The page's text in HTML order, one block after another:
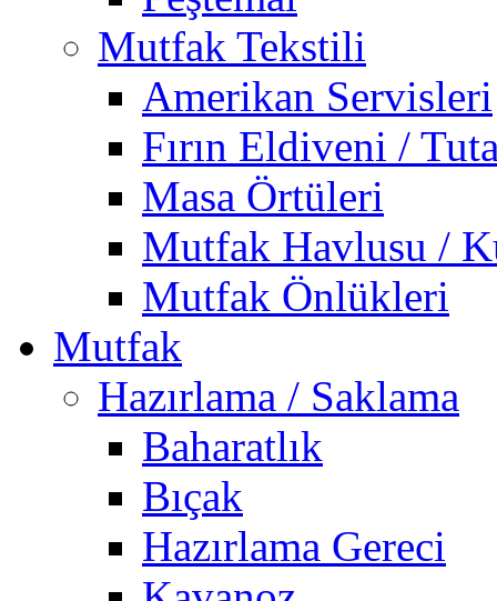
Mutfak Tekstili
Amerikan Servisleri
Fırın Eldiveni /
Masa Örtüleri
Mutfak Havlusu /
Mutfak Önlükleri
Mutfak
Hazırlama / Saklama
Baharatlık
Bıçak
Hazırlama Gereci